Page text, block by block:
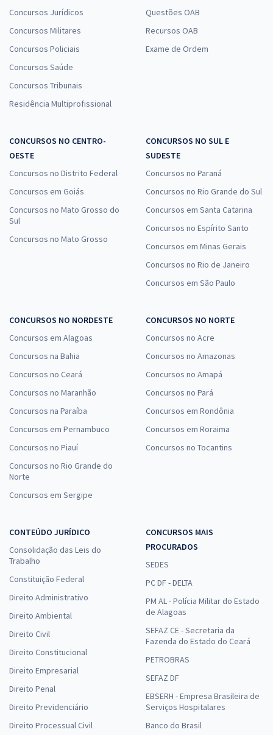
Concursos Jurídicos
Concursos Militares
Concursos Policiais
Concursos Saúde
Concursos Tribunais
Residência Multiprofissional
Questões OAB
Recursos OAB
Exame de Ordem
CONCURSOS NO CENTRO-
OESTE
Concursos no Distrito Federal
Concursos em Goiás
Concursos no Mato Grosso do
Sul
Concursos no Mato Grosso
CONCURSOS NO SUL E
SUDESTE
Concursos no Paraná
Concursos no Rio Grande do Sul
Concursos em Santa Catarina
Concursos no Espírito Santo
Concursos em Minas Gerais
Concursos no Rio de Janeiro
Concursos em São Paulo
CONCURSOS NO NORDESTE
Concursos em Alagoas
Concursos na Bahia
Concursos no Ceará
Concursos no Maranhão
Concursos na Paraíba
Concursos em Pernambuco
Concursos no Piauí
Concursos no Rio Grande do
Norte
Concursos em Sergipe
CONCURSOS NO NORTE
Concursos no Acre
Concursos no Amazonas
Concursos no Amapá
Concursos no Pará
Concursos em Rondônia
Concursos em Roraima
Concursos no Tocantins
CONTEÚDO JURÍDICO
Consolidação das Leis do
Trabalho
Constituição Federal
Direito Administrativo
Direito Ambiental
Direito Civil
Direito Constitucional
Direito Empresarial
Direito Penal
Direito Previdenciário
Direito Processual Civil
CONCURSOS MAIS
PROCURADOS
SEDES
PC DF - DELTA
PM AL - Polícia Militar do Estado
de Alagoas
SEFAZ CE - Secretaria da
Fazenda do Estado do Ceará
PETROBRAS
SEFAZ DF
EBSERH - Empresa Brasileira de
Serviços Hospitalares
Banco do Brasil